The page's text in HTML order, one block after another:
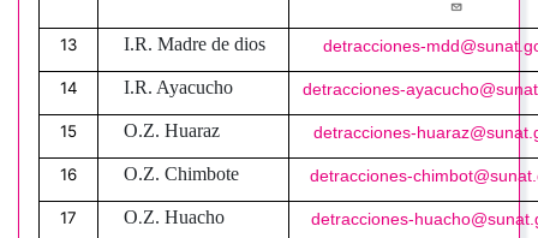
13 I.R. Madre de dios detracciones-
14 I.R. Ayacucho detracciones-
15 O.Z. Huaraz detracciones-
16 O.Z. Chimbote detracciones-
17 O.Z. Huacho detracciones-